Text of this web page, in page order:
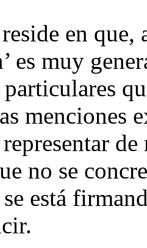
en que,
es muy
menciones
no se
está